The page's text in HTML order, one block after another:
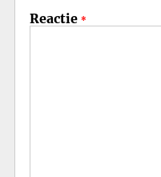
Reactie *